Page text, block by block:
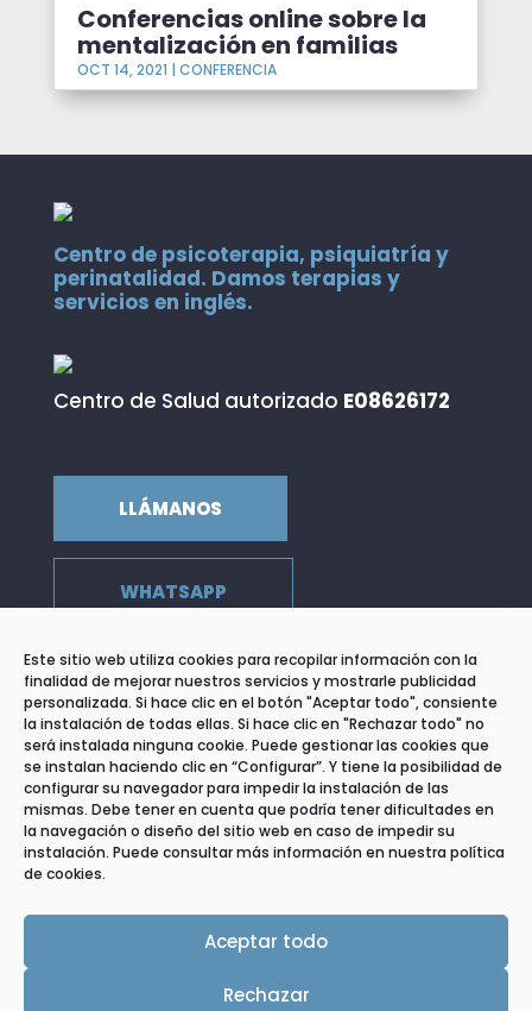
Este sitio web utiliza cookies para recopilar información con la
finalidad de mejorar nuestros servicios y mostrarle publicidad
personalizada. Si hace clic en el botón "Aceptar todo", consiente
la instalación de todas ellas. Si hace clic en "Rechazar todo" no
será instalada ninguna cookie. Puede gestionar las cookies que
se instalan haciendo clic en “Configurar”. Y tiene la posibilidad de
configurar su navegador para impedir la instalación de las
mismas. Debe tener en cuenta que podría tener dificultades en
la navegación o diseño del sitio web en caso de impedir su
instalación. Puede consultar más información en nuestra política
de cookies.
Aceptar todo
Rechazar
Conferencias online sobre la
mentalización en familias
OCT 14, 2021 | CONFERENCIA
Centro de psicoterapia, psiquiatría y
perinatalidad. Damos terapias y
servicios en inglés.
Centro de Salud autorizado E08626172
LLÁMANOS
WHATSAPP
DIRECCIÓN
c/ de Llançà, 39 Entresuelo 3
08015 Barcelona
EMAIL
info@centrolapsi.com
TELÉFONO